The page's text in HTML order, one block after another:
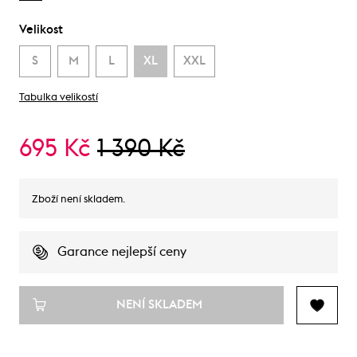
Velikost
S M L XL XXL
Tabulka velikostí
695 Kč 1 390 Kč
Zboží není skladem.
Garance nejlepší ceny
NENÍ SKLADEM